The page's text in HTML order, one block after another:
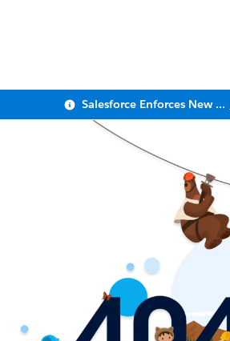
Salesforce Enforces New Security Requirements in Summer 2026